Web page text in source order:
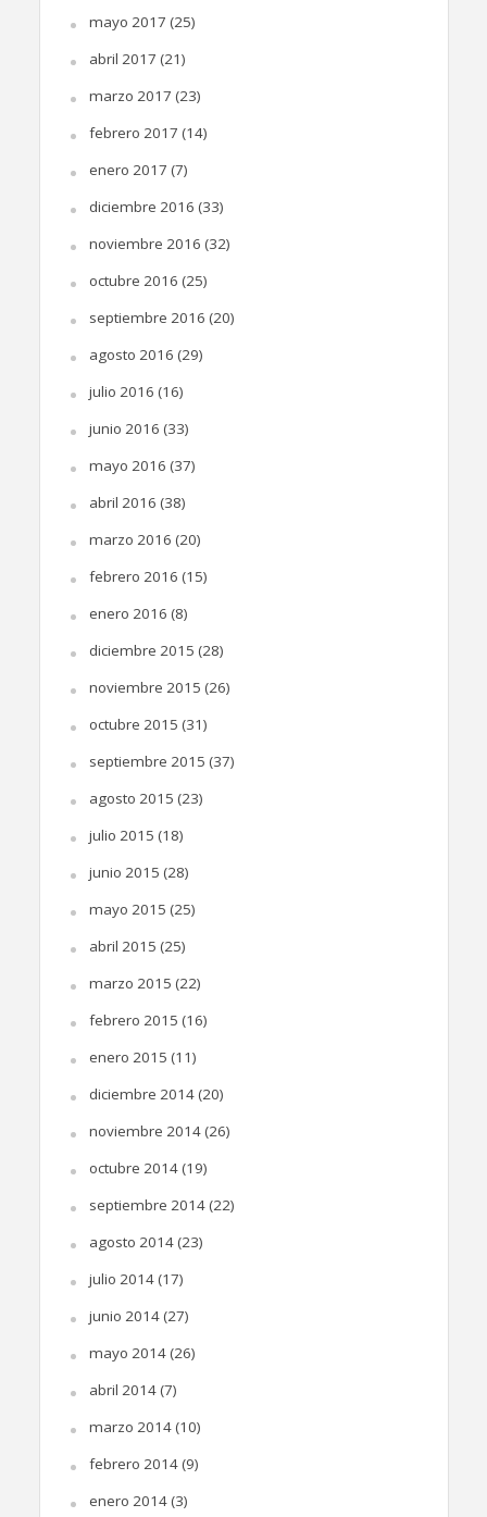
mayo 2017 (25)
abril 2017 (21)
marzo 2017 (23)
febrero 2017 (14)
enero 2017 (7)
diciembre 2016 (33)
noviembre 2016 (32)
octubre 2016 (25)
septiembre 2016 (20)
agosto 2016 (29)
julio 2016 (16)
junio 2016 (33)
mayo 2016 (37)
abril 2016 (38)
marzo 2016 (20)
febrero 2016 (15)
enero 2016 (8)
diciembre 2015 (28)
noviembre 2015 (26)
octubre 2015 (31)
septiembre 2015 (37)
agosto 2015 (23)
julio 2015 (18)
junio 2015 (28)
mayo 2015 (25)
abril 2015 (25)
marzo 2015 (22)
febrero 2015 (16)
enero 2015 (11)
diciembre 2014(20)
noviembre 2014(26)
octubre 2014(19)
septiembre 2014(22)
agosto 2014(23)
julio 2014(17)
junio 2014(27)
mayo 2014(26)
abril 2014(7)
marzo 2014(10)
febrero 2014(9)
enero 2014(3)